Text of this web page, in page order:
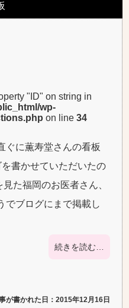
"ID" on string in
wp-
on line34
に薫寿堂さんの看板
を書かせていただいたの
た福岡のお医者さん、
でブログにまで掲載し
続きを読む…
が書かれた日：2015年12月16日